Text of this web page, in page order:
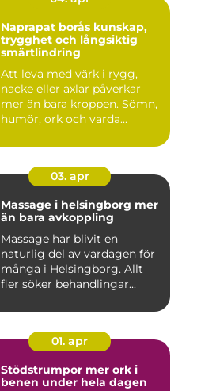
Naprapat borås kunskap,
trygghet och långsiktig
smärtlindring
Att leva med värk i rygg,
nacke eller axlar påverkar
mer än bara kroppen. Sömn,
humör, ork och varda...
03. apr
Massage i helsingborg mer
än bara avkoppling
Massage har blivit en
naturlig del av vardagen för
många i Helsingborg. Allt
fler söker behandlingar...
01. apr
Stödstrumpor mer ork i
benen under hela dagen